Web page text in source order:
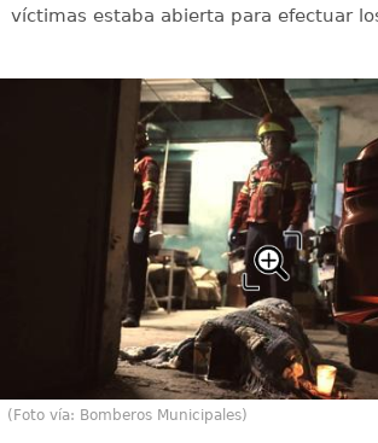
víctimas estaba abierta para efectuar
(Foto vía: Bomberos Municipales)